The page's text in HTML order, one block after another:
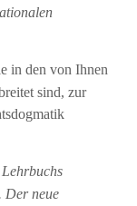
in den von Ihnen
sind, zur
Der neue